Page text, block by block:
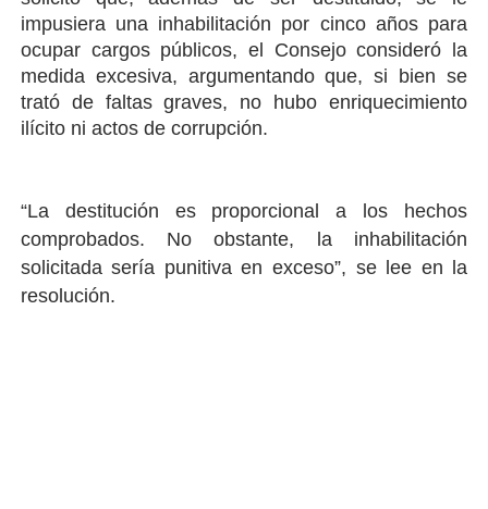
impusiera una inhabilitación por cinco años para
ocupar cargos públicos, el Consejo consideró la
medida excesiva, argumentando que, si bien se
trató de faltas graves, no hubo enriquecimiento
ilícito ni actos de corrupción.
“La destitución es proporcional a los hechos
comprobados. No obstante, la inhabilitación
solicitada sería punitiva en exceso”, se lee en la
resolución.